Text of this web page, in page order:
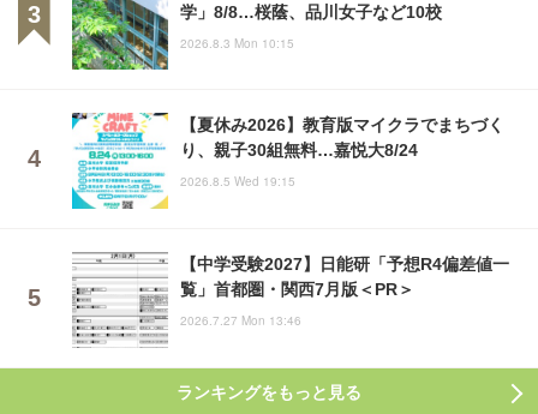
学」8/8…桜蔭、品川女子など10校
2026.8.3 Mon 10:15
【夏休み2026】教育版マイクラでまちづく
り、親子30組無料…嘉悦大8/24
2026.8.5 Wed 19:15
【中学受験2027】日能研「予想R4偏差値一
覧」首都圏・関西7月版＜PR＞
2026.7.27 Mon 13:46
ランキングをもっと見る